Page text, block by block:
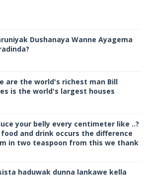
Dushanaya Wanne Ayagema
are the world's richest man Bill
is the world's largest houses
your belly every centimeter like ..?
food and drink occurs the difference
in two teaspoon from this we thank
haduwak dunna lankawe kella